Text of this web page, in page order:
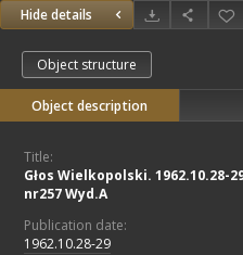
Hide details
Object structure
Object description
Title:
Głos Wielkopolski. 1962.10.28-
nr257 Wyd.A
Publication date:
1962.10.28-29